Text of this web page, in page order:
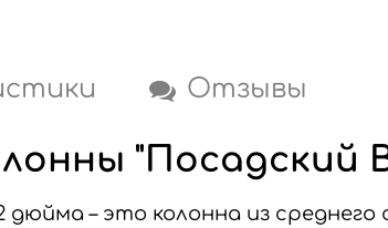
Отзывы
"Посадский
дюйма – это колонна из